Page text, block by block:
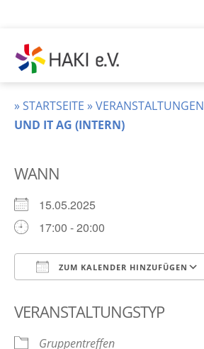
Inhalt
springen
HAKI
e.v.
»STARTSEITE »VERANSTALTUNGEN
UND IT AG (INTERN)
WANN
15.05.2025
17:00 - 20:00
ZUM KALENDER HINZUFÜGEN
VERANSTALTUNGSTYP
Gruppentreffen